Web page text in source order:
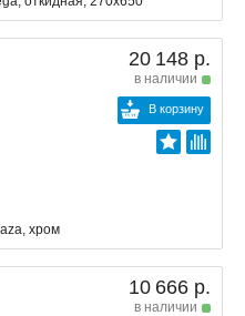
20 148 р.
в наличии
В корзину
хром
10 666 р.
в наличии